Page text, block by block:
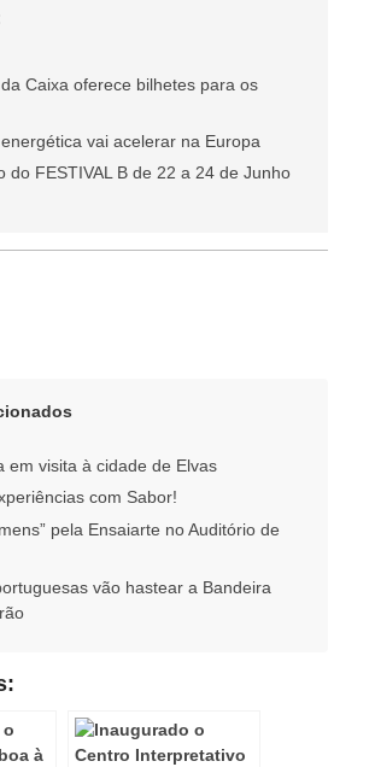
Caixa oferece bilhetes para os
vai acelerar na Europa
do FESTIVAL B de 22 a 24 de Junho
em visita à cidade de Elvas
com Sabor!
pela Ensaiarte no Auditório de
vão hastear a Bandeira